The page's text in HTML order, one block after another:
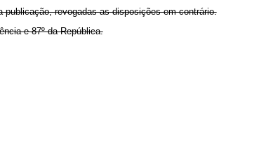
revogadas as disposições em contrário.
e 87º da República.